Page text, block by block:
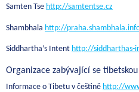
Samten Tse http://samtentse.cz
Shambhala http://
Siddhartha’s Intent http://siddharthas-
Organizace zabývající se
Informace o Tibetu v češtině http://